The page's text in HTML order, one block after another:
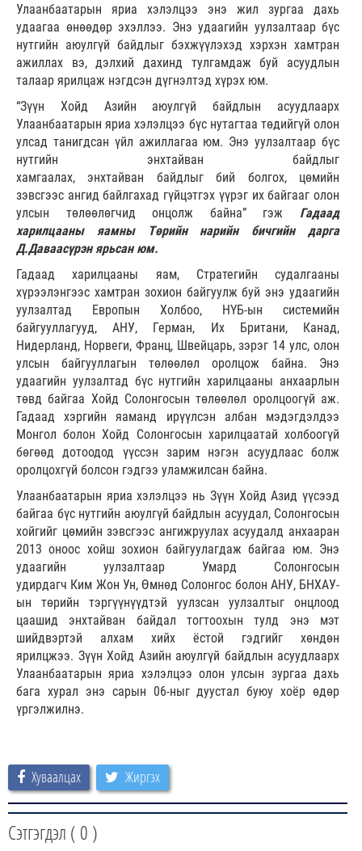
Улаанбаатарын яриа хэлэлцээ энэ жил зургаа дахь
удаагаа өнөөдөр эхэллээ. Энэ удаагийн уулзалтаар бүс
нутгийн аюулгүй байдлыг бэхжүүлэхэд хэрхэн хамтран
ажиллах вэ, дэлхий дахинд тулгамдаж буй асуудлын
талаар ярилцаж нэгдсэн дүгнэлтэд хүрэх юм.
“Зүүн Хойд Азийн аюулгүй байдлын асуудлаарх
Улаанбаатарын яриа хэлэлцээ бүс нутагтаа төдийгүй олон
улсад танигдсан үйл ажиллагаа юм. Энэ уулзалтаар бүс
нутгийн энхтайван байдлыг
хамгаалах, энхтайван байдлыг бий болгох, цөмийн
зэвсгээс ангид байлгахад гүйцэтгэх үүрэг их байгааг олон
улсын төлөөлөгчид онцолж байна” гэж Гадаад
харилцааны яамны Төрийн нарийн бичгийн дарга
Д.Даваасүрэн ярьсан юм.
Гадаад харилцааны яам, Стратегийн судалгааны
хүрээлэнгээс хамтран зохион байгуулж буй энэ удаагийн
уулзалтад Европын Холбоо, НҮБ-ын системийн
байгууллагууд, АНУ, Герман, Их Британи, Канад,
Нидерланд, Норвеги, Франц, Швейцарь, зэрэг 14 улс, олон
улсын байгууллагын төлөөлөл оролцож байна. Энэ
удаагийн уулзалтад бүс нутгийн харилцааны анхаарлын
төвд байгаа Хойд Солонгосын төлөөлөл оролцоогүй аж.
Гадаад хэргийн яаманд ирүүлсэн албан мэдэгдэлдээ
Монгол болон Хойд Солонгосын харилцаатай холбоогүй
бөгөөд дотоодод үүссэн зарим нэгэн асуудлаас болж
оролцохгүй болсон гэдгээ уламжилсан байна.
Улаанбаатарын яриа хэлэлцээ нь Зүүн Хойд Азид үүсээд
байгаа бүс нутгийн аюулгүй байдлын асуудал, Солонгосын
хойгийг цөмийн зэвсгээс ангижруулах асуудалд анхааран
2013 оноос хойш зохион байгуулагдаж байгаа юм. Энэ
удаагийн уулзалтаар Умард Солонгосын
удирдагч Ким Жон Ун, Өмнөд Солонгос болон АНУ, БНХАУ-
ын төрийн тэргүүнүүдтэй уулзсан уулзалтыг онцлоод
цаашид энхтайван байдал тогтоохын тулд энэ мэт
шийдвэртэй алхам хийх ёстой гэдгийг хөндөн
ярилцжээ. Зүүн Хойд Азийн аюулгүй байдлын асуудлаарх
Улаанбаатарын яриа хэлэлцээ олон улсын зургаа дахь
бага хурал энэ сарын 06-ныг дуустал буюу хоёр өдөр
үргэлжилнэ.
Хуваалцах Жиргэх
Сэтгэгдэл ( 0 )